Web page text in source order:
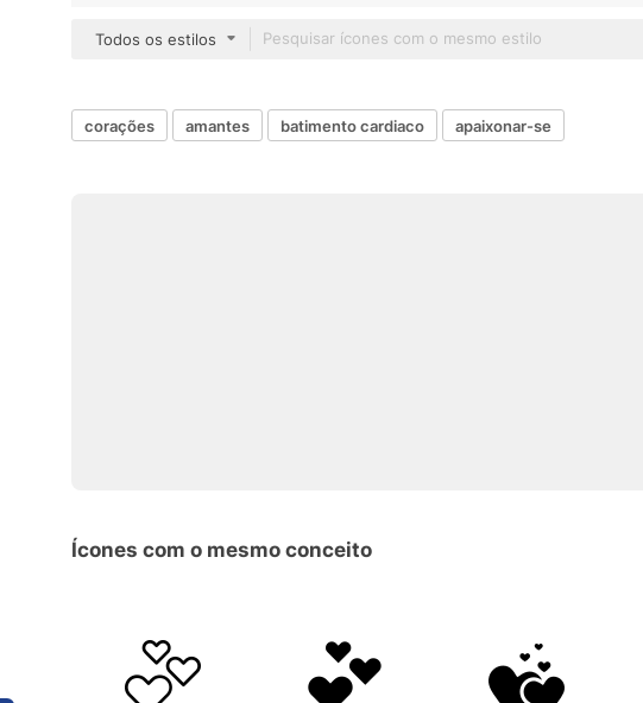
Todos os estilos
corações amantes batimento cardiaco apaixonar-se
Ícones com o mesmo conceito